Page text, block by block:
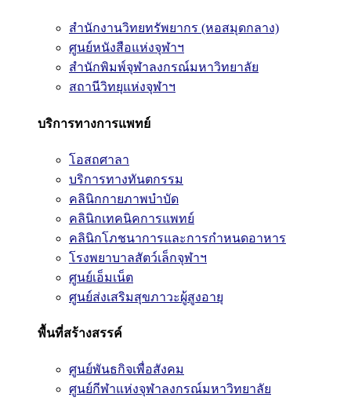
สำนักงานวิทยทรัพยากร (หอสมุดกลาง)
ศูนย์หนังสือแห่งจุฬาฯ
สำนักพิมพ์จุฬาลงกรณ์มหาวิทยาลัย
สถานีวิทยุแห่งจุฬาฯ
บริการทางการแพทย์
โอสถศาลา
บริการทางทันตกรรม
คลินิกกายภาพบำบัด
คลินิกเทคนิคการแพทย์
คลินิกโภชนาการและการกำหนดอาหาร
โรงพยาบาลสัตว์เล็กจุฬาฯ
ศูนย์เอ็มเน็ต
ศูนย์ส่งเสริมสุขภาวะผู้สูงอายุ
พื้นที่สร้างสรรค์
ศูนย์พันธกิจเพื่อสังคม
ศูนย์กีฬาแห่งจุฬาลงกรณ์มหาวิทยาลัย